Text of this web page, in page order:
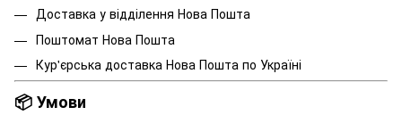
Доставка у відділення Нова Пошта
Поштомат Нова Пошта
Кур'єрська доставка Нова Пошта по Україні
📦 Умови